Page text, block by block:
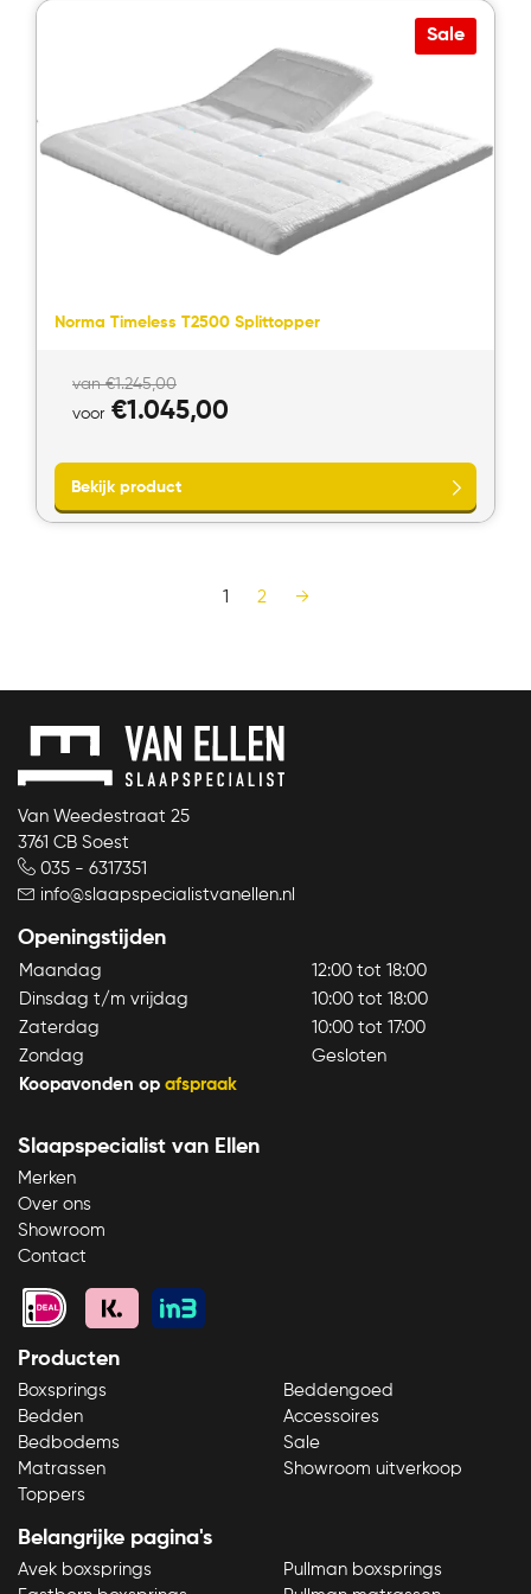
Bekijk product
Sale
Norma Timeless T2500 Splittopper
van €1.245,00Oorspronkelijke
prijs
van
€1.245,00.
voor €1.045,00
is:
€1.045,00.
1 2 →
Van Weedestraat 25
3761 CB Soest
035 - 6317351
info@slaapspecialistvanellen.nl
Openingstijden
Maandag
12:00 tot 18:00
Dinsdag t/m vrijdag
10:00 tot 18:00
Zaterdag
10:00 tot 17:00
Zondag
Gesloten
Koopavonden op afspraak
Slaapspecialist van Ellen
Merken
Over ons
Showroom
Contact
Producten
Boxsprings
Bedden
Bedbodems
Matrassen
Toppers
Beddengoed
Accessoires
Sale
Showroom uitverkoop
Belangrijke pagina's
Avek boxsprings
Pullman boxsprings